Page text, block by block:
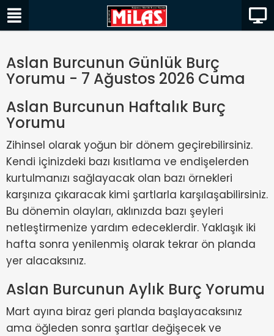
Aslan Burcunun Günlük Burç
Yorumu - 7 Ağustos 2026 Cuma
Aslan Burcunun Haftalık Burç
Yorumu
Zihinsel olarak yoğun bir dönem geçirebilirsiniz.
Kendi içinizdeki bazı kısıtlama ve endişelerden
kurtulmanızı sağlayacak olan bazı örnekleri
karşınıza çıkaracak kimi şartlarla karşılaşabilirsiniz.
Bu dönemin olayları, aklınızda bazı şeyleri
netleştirmenize yardım edeceklerdir. Yaklaşık iki
hafta sonra yenilenmiş olarak tekrar ön planda
yer alacaksınız.
Aslan Burcunun Aylık Burç Yorumu
Mart ayına biraz geri planda başlayacaksınız
ama öğleden sonra şartlar değişecek ve